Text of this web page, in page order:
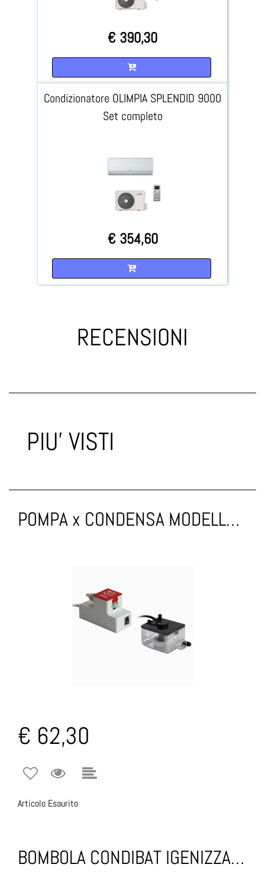
€ 390,30
Condizionatore OLIMPIA SPLENDID 9000
Set completo
€ 354,60
RECENSIONI
PIU' VISTI
POMPA x CONDENSA MODELLO MINI 7,5 l/h
€ 62,30
Articolo Esaurito
BOMBOLA CONDIBAT IGENIZZANTE CLIMATIZZAZIONE 500ML